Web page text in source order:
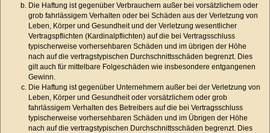
Die Haftung ist gegenüber Verbrauchern außer bei vorsätzlichem oder
grob fahrlässigem Verhalten oder bei Schäden aus der Verletzung von
Leben, Körper und Gesundheit und der Verletzung wesentlicher
Vertragspflichten (Kardinalpflichten) auf die bei Vertragsschluss
typischerweise vorhersehbaren Schäden und im übrigen der Höhe
nach auf die vertragstypischen Durchschnittsschäden begrenzt. Dies
gilt auch für mittelbare Folgeschäden wie insbesondere entgangenen
Gewinn.
Die Haftung ist gegenüber Unternehmern außer bei der Verletzung von
Leben, Körper und Gesundheit oder vorsätzlichem oder grob
fahrlässigem Verhalten des Betreibers auf die bei Vertragsschluss
typischerweise vorhersehbaren Schäden und im Übrigen der Höhe
nach auf die vertragstypischen Durchschnittsschäden begrenzt. Dies